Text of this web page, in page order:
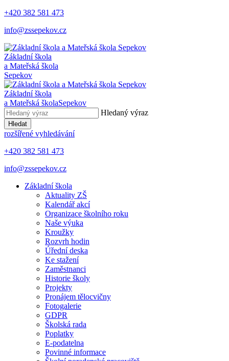
+420 382 581 473
info@zssepekov.cz
Základní škola
a Mateřská škola
Sepekov
Základní škola
a Mateřská školaSepekov
Hledaný výraz
Hledat
rozšířené vyhledávání
+420 382 581 473
info@zssepekov.cz
Základní škola
Aktuality ZŠ
Kalendář akcí
Organizace školního roku
Naše výuka
Kroužky
Rozvrh hodin
Úřední deska
Ke stažení
Zaměstnanci
Historie školy
Projekty
Pronájem tělocvičny
Fotogalerie
GDPR
Školská rada
Poplatky
E-podatelna
Povinné informace